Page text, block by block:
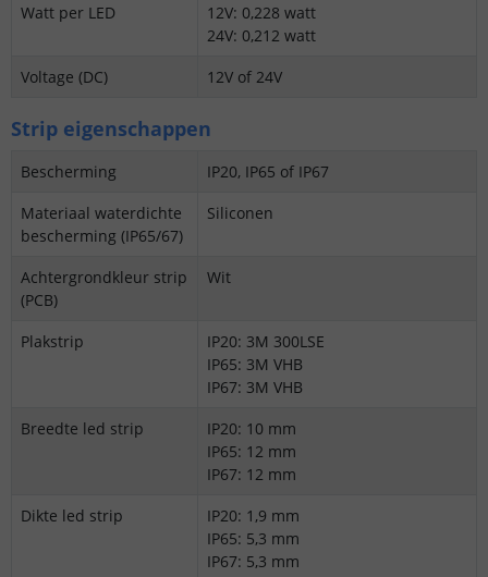
Watt per LED
12V: 0,228 watt
24V: 0,212 watt
Voltage (DC)
12V of 24V
Strip eigenschappen
Bescherming
IP20, IP65 of IP67
Materiaal waterdichte
bescherming (IP65/67)
Siliconen
Achtergrondkleur strip
(PCB)
Wit
Plakstrip
IP20: 3M 300LSE
IP65: 3M VHB
IP67: 3M VHB
Breedte led strip
IP20: 10 mm
IP65: 12 mm
IP67: 12 mm
Dikte led strip
IP20: 1,9 mm
IP65: 5,3 mm
IP67: 5,3 mm